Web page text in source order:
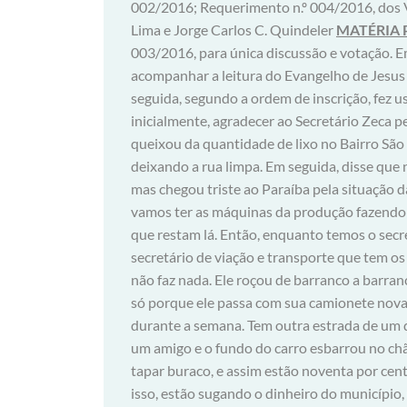
002/2016; Requerimento n.º 004/2016, dos
Lima e Jorge Carlos C. Quindeler MATÉRIA